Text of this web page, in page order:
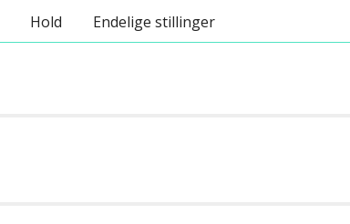
Hold Endelige stillinger